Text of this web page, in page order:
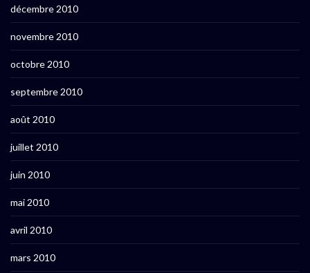
décembre 2010
novembre 2010
octobre 2010
septembre 2010
août 2010
juillet 2010
juin 2010
mai 2010
avril 2010
mars 2010